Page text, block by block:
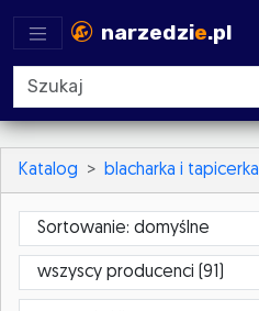
narzedzie.pl
Katalog blacharka i tapicerka
Sortowanie
ProducerId